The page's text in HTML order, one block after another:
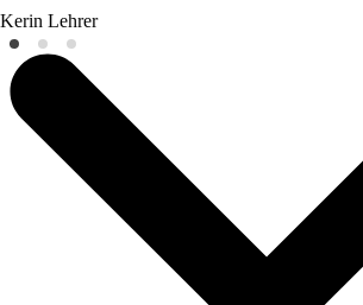
Kerin Lehrer